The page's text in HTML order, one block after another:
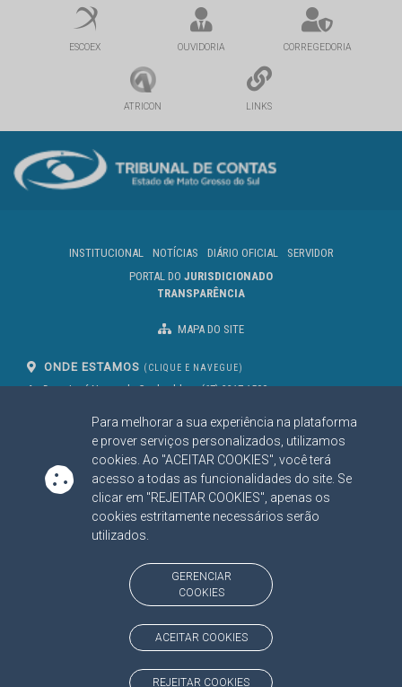
Para melhorar a sua experiência na plataforma
e prover serviços personalizados, utilizamos
cookies. Ao "ACEITAR COOKIES", você terá
acesso a todas as funcionalidades do site. Se
clicar em "REJEITAR COOKIES", apenas os
cookies estritamente necessários serão
utilizados.
GERENCIAR
COOKIES
ACEITAR COOKIES
REJEITAR COOKIES
ESCOEX OUVIDORIA CORREGEDORIA
ATRICON LINKS
INSTITUCIONAL NOTÍCIAS DIÁRIO OFICIAL
SERVIDOR
PORTAL DO JURISDICIONADO
TRANSPARÊNCIA
MAPA DO SITE
ONDE ESTAMOS (CLIQUE E NAVEGUE)
Av. Des. José Nunes da Cunha, bloco
Campo Grande/MS
CEP: 79031-310
(67) 3317-1500
SIGA NOSSAS REDES SOCIAIS
Linked InYoutube
Facebook
X
BAIXE NOSSO APLICATIVO
https://www.tce.ms.gov.br